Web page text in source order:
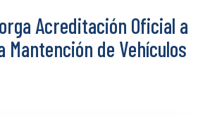
Acreditación Oficial a
Mantención de Vehículos